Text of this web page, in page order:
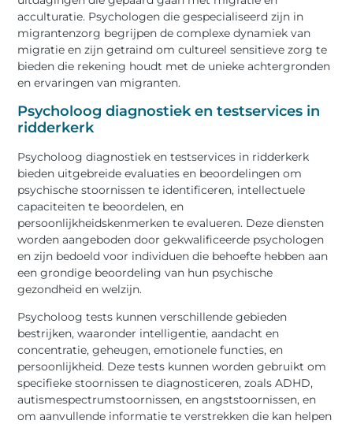
acculturatie. Psychologen die gespecialiseerd zijn in
migrantenzorg begrijpen de complexe dynamiek van
migratie en zijn getraind om cultureel sensitieve zorg te
bieden die rekening houdt met de unieke achtergronden
en ervaringen van migranten.
Psycholoog diagnostiek en testservices in
ridderkerk
Psycholoog diagnostiek en testservices in ridderkerk
bieden uitgebreide evaluaties en beoordelingen om
psychische stoornissen te identificeren, intellectuele
capaciteiten te beoordelen, en
persoonlijkheidskenmerken te evalueren. Deze diensten
worden aangeboden door gekwalificeerde psychologen
en zijn bedoeld voor individuen die behoefte hebben aan
een grondige beoordeling van hun psychische
gezondheid en welzijn.
Psycholoog tests kunnen verschillende gebieden
bestrijken, waaronder intelligentie, aandacht en
concentratie, geheugen, emotionele functies, en
persoonlijkheid. Deze tests kunnen worden gebruikt om
specifieke stoornissen te diagnosticeren, zoals ADHD,
autismespectrumstoornissen, en angststoornissen, en
om aanvullende informatie te verstrekken die kan helpen